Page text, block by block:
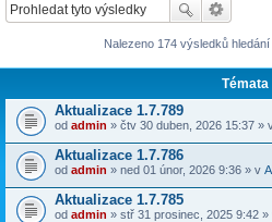
Nalezeno 174 výsledků hledání
Témata
Aktualizace 1.7.789
od admin » čtv 30 duben, 2026 15:37 »
Aktualizace 1.7.786
od admin » ned 01 únor, 2026 9:36 » v
Aktualizace 1.7.785
od admin » stř 31 prosinec, 2025 9:42 »